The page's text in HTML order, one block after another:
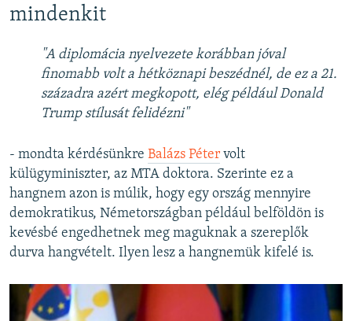
mindenkit
"A diplomácia nyelvezete korábban jóval
finomabb volt a hétköznapi beszédnél, de ez a 21.
századra azért megkopott, elég például Donald
Trump stílusát felidézni"
- mondta kérdésünkre Balázs Péter volt
külügyminiszter, az MTA doktora. Szerinte ez a
hangnem azon is múlik, hogy egy ország mennyire
demokratikus, Németországban például belföldön is
kevésbé engedhetnek meg maguknak a szereplők
durva hangvételt. Ilyen lesz a hangnemük kifelé is.